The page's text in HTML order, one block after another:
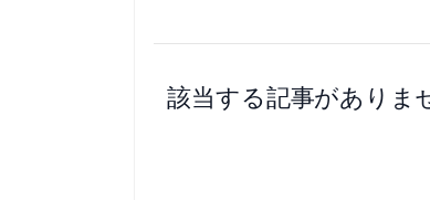
該当する記事がありま